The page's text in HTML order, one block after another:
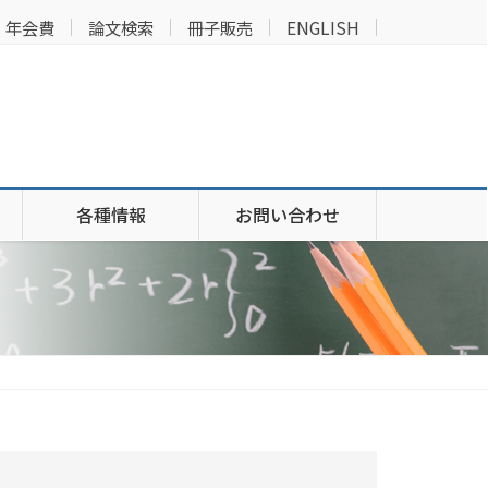
年会費 論文検索 冊子販売 ENGLISH
各種情報 お問い合わせ